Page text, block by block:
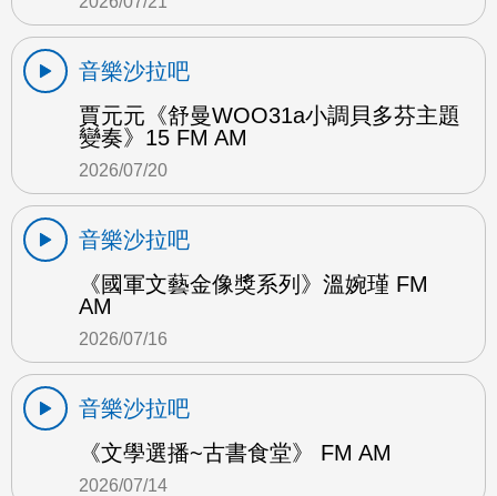
音樂沙拉吧
賈元元《舒曼WOO31a小調貝多芬主題
變奏》15 FM AM
2026/07/20
音樂沙拉吧
《國軍文藝金像獎系列》溫婉瑾 FM
AM
2026/07/16
音樂沙拉吧
《文學選播~古書食堂》 FM AM
2026/07/14